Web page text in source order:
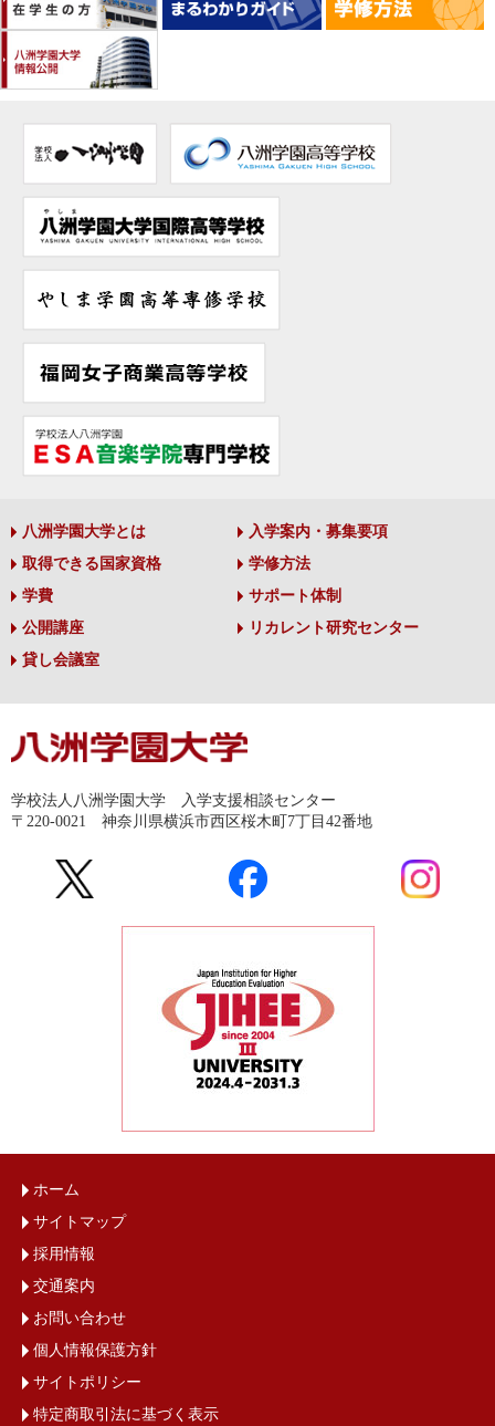
八洲学園大学とは
入学案内・募集要項
取得できる国家資格
学修方法
学費
サポート体制
公開講座
リカレント研究センター
貸し会議室
学校法人八洲学園大学 入学支援相談センター
〒220-0021 神奈川県横浜市西区桜木町7丁目42番地
ホーム
サイトマップ
採用情報
交通案内
お問い合わせ
個人情報保護方針
サイトポリシー
特定商取引法に基づく表示